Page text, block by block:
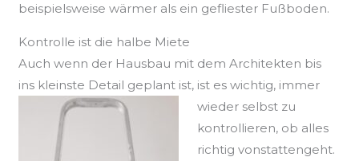
beispielsweise wärmer als ein gefliester Fußboden.
Kontrolle ist die halbe Miete
Auch wenn der Hausbau mit dem Architekten bis
ins kleinste Detail geplant ist, ist es wichtig, immer
wieder selbst zu
kontrollieren, ob alles
richtig vonstattengeht.